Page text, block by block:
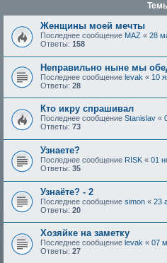
Женщины моей мечты
Последнее сообщение MAZ « 28
Ответы: 158
Неправильно ныне мы
Последнее сообщение levak « 10
Ответы: 28
Кто икру спрашивал
Последнее сообщение Stanislav «
Ответы: 73
Узнaете?
Последнее сообщение RISK « 01
Ответы: 35
Узнаёте? - 2
Последнее сообщение simon « 23
Ответы: 20
Хозяйке на заметку
Последнее сообщение levak « 07
Ответы: 27